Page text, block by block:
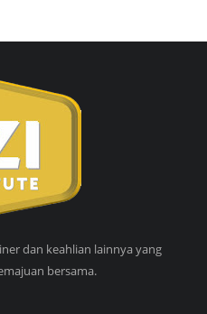
dan keahlian lainnya yang
bersama.